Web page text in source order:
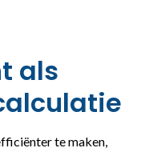
als
te maken,